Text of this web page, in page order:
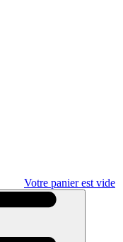
Votre panier est vide